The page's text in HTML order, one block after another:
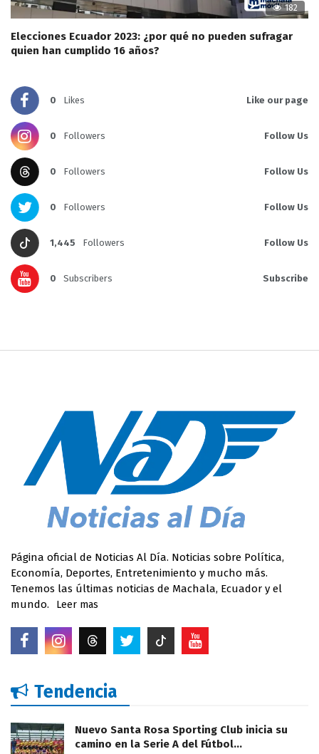
182
Elecciones Ecuador 2023: ¿por qué no pueden sufragar
quien han cumplido 16 años?
0 Likes Like our page
0 Followers Follow Us
0 Followers Follow Us
0 Followers Follow Us
1,445 Followers Follow Us
0 Subscribers Subscribe
Página oficial de Noticias Al Día. Noticias sobre Política,
Economía, Deportes, Entretenimiento y mucho más.
Tenemos las últimas noticias de Machala, Ecuador y el
mundo.
Leer mas
Tendencia
Nuevo Santa Rosa Sporting Club inicia su
camino en la Serie A del Fútbol…